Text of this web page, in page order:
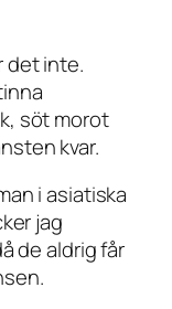
det inte.
söt morot
kvar.
i asiatiska
jag
de aldrig får